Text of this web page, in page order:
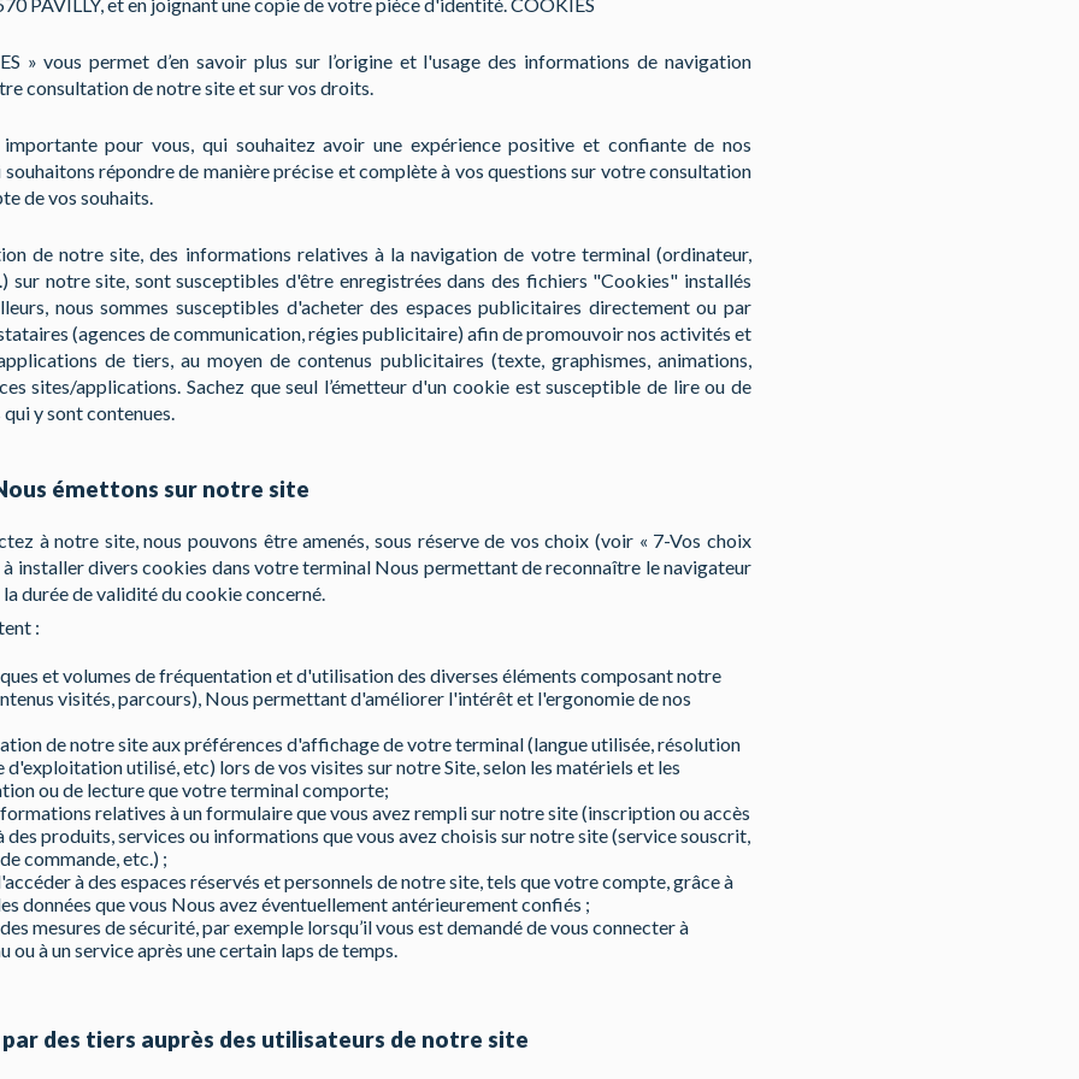
» vous permet d’en savoir plus sur l’origine et l'usage des informations de navigation
consultation de notre site et sur vos droits.
pour vous, qui souhaitez avoir une expérience positive et confiante de nos
souhaitons répondre de manière précise et complète à vos questions sur votre consultation
de vos souhaits.
de notre site, des informations relatives à la navigation de votre terminal (ordinateur,
sur notre site, sont susceptibles d'être enregistrées dans des fichiers "Cookies" installés
nous sommes susceptibles d'acheter des espaces publicitaires directement ou par
(agences de communication, régies publicitaire) afin de promouvoir nos activités et
de tiers, au moyen de contenus publicitaires (texte, graphismes, animations,
sites/applications. Sachez que seul l’émetteur d'un cookie est susceptible de lire ou de
y sont contenues.
émettons sur notre site
à notre site, nous pouvons être amenés, sous réserve de vos choix (voir « 7-Vos choix
installer divers cookies dans votre terminal Nous permettant de reconnaître le navigateur
durée de validité du cookie concerné.
:
et volumes de fréquentation et d'utilisation des diverses éléments composant notre
visités, parcours), Nous permettant d'améliorer l'intérêt et l'ergonomie de nos
de notre site aux préférences d'affichage de votre terminal (langue utilisée, résolution
utilisé, etc) lors de vos visites sur notre Site, selon les matériels et les
ou de lecture que votre terminal comporte;
relatives à un formulaire que vous avez rempli sur notre site (inscription ou accès
des produits, services ou informations que vous avez choisis sur notre site (service souscrit,
commande, etc.) ;
à des espaces réservés et personnels de notre site, tels que votre compte, grâce à
données que vous Nous avez éventuellement antérieurement confiés ;
mesures de sécurité, par exemple lorsqu’il vous est demandé de vous connecter à
ou à un service après une certain laps de temps.
par des tiers auprès des utilisateurs de notre site